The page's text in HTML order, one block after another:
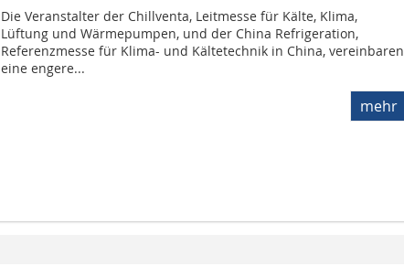
Die Veranstalter der Chillventa, Leitmesse für Kälte, Klima,
Lüftung und Wärmepumpen, und der China Refrigeration,
Referenzmesse für Klima- und Kältetechnik in China, vereinbaren
eine engere...
mehr